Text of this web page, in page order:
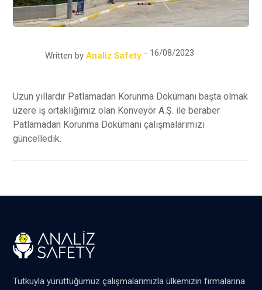
Written by Analiz Safety 16/08/2023
Uzun yıllardır Patlamadan Korunma Dokümanı başta olmak
üzere iş ortaklığımız olan Konveyör A.Ş. ile beraber
Patlamadan Korunma Dokümanı çalışmalarımızı
güncelledik.
Tutkuyla yürüttüğümüz çalışmalarımızla ülkemizin firmalarına